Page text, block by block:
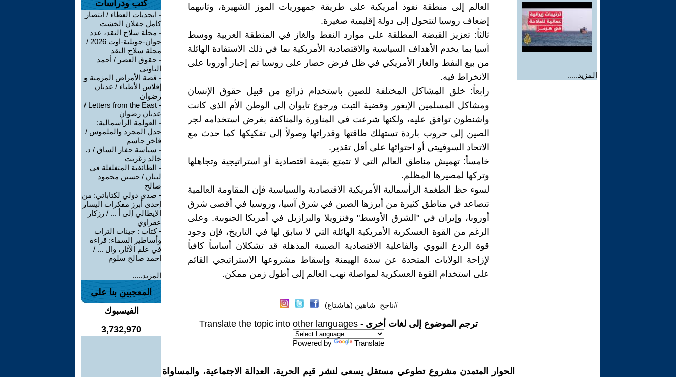
المزيد.....
العالم إلى منطقة نفوذ أمريكية على طريقة جمهوريات الموز الشهيرة، وثانيهما
إضعاف روسيا لتتحول إلى دولة إقليمية صغيرة.
ثالثاً: تعزيز القبضة المطلقة على موارد النفط والغاز في المنطقة العربية ووسط
آسيا بما يخدم الأهداف السياسية والاقتصادية الأمريكية بما في ذلك الاستفادة الهائلة
من بيع النفط والغاز الأمريكي في ظل فرض حصار على روسيا تم إجبار أوروبا على
الانخراط فيه.
رابعاً: خلق المشاكل المختلفة للصين باستخدام ذرائع من قبيل حقوق الإنسان
ومشاكل المسلمين الإيغور وقضية التبت ورجوع تايوان إلى الوطن الأم الذي كانت
واشنطون توافق عليه، ولكنها شرعت في المناورة والمناكفة بغرض استخدامه لجر
الصين إلى حروب باردة تستهلك طاقتها وقدراتها وصولاً إلى تفكيكها كما حدث مع
الاتحاد السوفييتي أو احتوائها على أقل تقدير.
خامساً: تهميش مناطق العالم التي لا تتمتع بقيمة اقتصادية أو استراتيجية وتجاهلها
وتركها لمصيرها المظلم.
لسوء حظ الطغمة الرأسمالية الأمريكية الاقتصادية والسياسية فإن المقاومة العالمية
تتصاعد في مناطق كثيرة من أبرزها الصين في شرق آسيا، وروسيا في أقصى شرق
أوروبا، وإيران في "الشرق الأوسط" وفنزويلا والبرازيل في أمريكا الجنوبية. وعلى
الرغم من القوة العسكرية الأمريكية الهائلة التي لا سابق لها في التاريخ، فإن وجود
قوة الردع النووي والفاعلية الاقتصادية الصينية المذهلة قد تشكلان أساساً كافياً
لإزاحة الولايات المتحدة عن سدة الهيمنة وإسقاط مشروعها الاستراتيجي القائم
على استخدام القوة العسكرية لمواصلة نهب العالم إلى أطول زمن ممكن.
#ناجح_شاهين (هاشتاغ)
ترجم الموضوع إلى لغات أخرى - Translate the topic into other languages
Powered by Translate
الحوار المتمدن مشروع تطوعي مستقل يسعى لنشر قيم الحرية، العدالة الاجتماعية، والمساواة
كتب ودراسات
- ابجديات العطاء / انتصار
كامل جفلان الخشت
- مجلة سلاح النقد، عدد
جوان-جويلية-اوت 2026 /
مجلة سلاح النقد
- حقوق العصر / أحمد
التاوتي
- قصة الأمراض المزمنة و
إفلاس الأطباء / عدنان
رضوان
-
Letters from the East /
عدنان رضوان
- العولمة الرأسمالية:
جدل المجرد والملموس /
فاخر جاسم
- سياسة حفار الساق / د.
خالد زغريت
- الطائفية المتغلغلة في
لبنان / حسين محمود
صالح
- صدى دولي لكتاباتي: من
إحدى أبرز مفكرات اليسار
الإيطالي إلى أ ... / رزكار
عقراوي
-كتاب : جينات التراب
وأساطير السماء: قراءة
في علم الآثار، وال ... /
احمد صالح سلوم
المزيد.....
المعجبين بنا على
الفيسبوك
3,732,970